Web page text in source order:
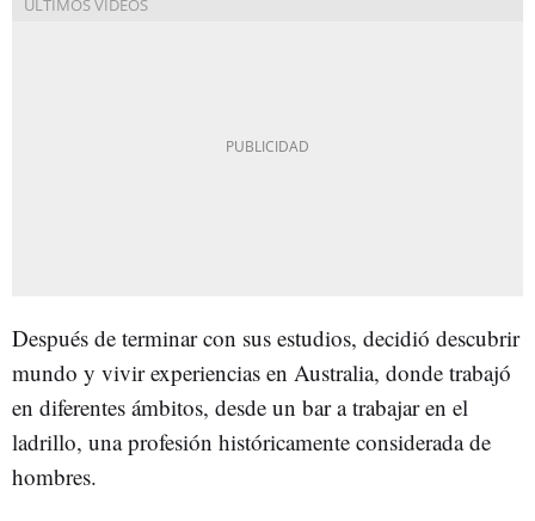
Después de terminar con sus estudios, decidió descubrir
mundo y vivir experiencias en Australia, donde trabajó
en diferentes ámbitos, desde un bar a trabajar en el
ladrillo, una profesión históricamente considerada de
hombres.